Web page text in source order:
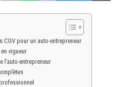
CGV pour un auto-entrepreneur
vigueur
l’auto-entrepreneur